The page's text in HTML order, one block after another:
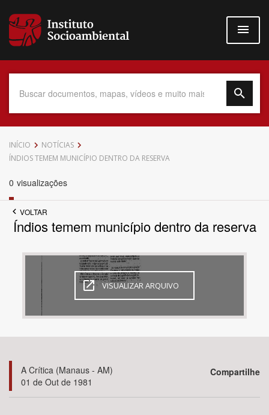
para
conteúdo
Data do Documento
Até
Povo Indígena
Bioma / Bacia
Subtema
Área de Levantamento
INÍCIO
NOTÍCIAS
ÍNDIOS TEMEM MUNICÍPIO DENTRO DA RESERVA
0 visualizações
VOLTAR
Índios temem município dentro da reserva
VISUALIZAR ARQUIVO
A Crítica (Manaus - AM)
01 de Out de 1981
Compartilhe